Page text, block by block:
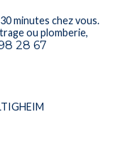
minutes chez vous.
ou plomberie,
28 67